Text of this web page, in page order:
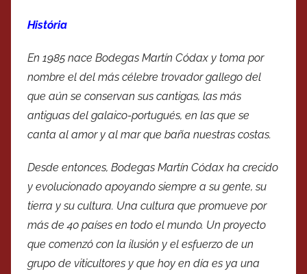
História
En 1985 nace Bodegas Martín Códax y toma por
nombre el del más célebre trovador gallego del
que aún se conservan sus cantigas, las más
antiguas del galaico-portugués, en las que se
canta al amor y al mar que baña nuestras costas.
Desde entonces, Bodegas Martín Códax ha crecido
y evolucionado apoyando siempre a su gente, su
tierra y su cultura. Una cultura que promueve por
más de 40 países en todo el mundo. Un proyecto
que comenzó con la ilusión y el esfuerzo de un
grupo de viticultores y que hoy en día es ya una